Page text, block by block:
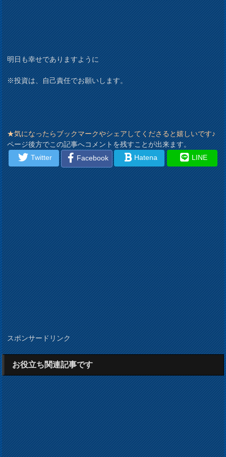
明日も幸せでありますように
※投資は、自己責任でお願いします。
★気になったらブックマークやシェアしてくださると嬉しいです♪
ページ後方でこの記事へコメントを残すことが出来ます。
Twitter
Facebook Hatena LINE
スポンサードリンク
お役立ち関連記事です